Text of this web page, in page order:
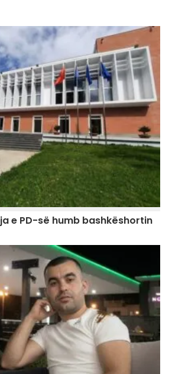
e PD-së humb bashkëshortin